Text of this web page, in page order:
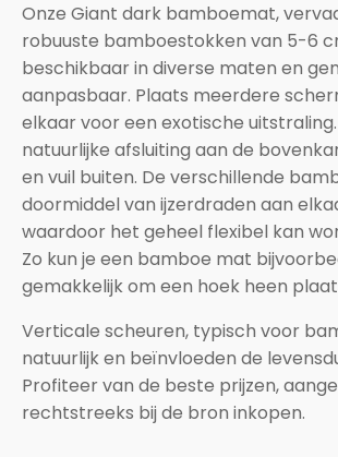
Onze Giant dark bamboemat,
robuuste bamboestokken van 5-6
beschikbaar in diverse maten en
aanpasbaar. Plaats meerdere
elkaar voor een exotische
natuurlijke afsluiting aan de
en vuil buiten. De verschillende
doormiddel van ijzerdraden aan
waardoor het geheel flexibel kan
Zo kun je een bamboe mat
gemakkelijk om een hoek heen
Verticale scheuren, typisch voor
natuurlijk en beïnvloeden de
Profiteer van de beste prijzen,
rechtstreeks bij de bron inkopen.